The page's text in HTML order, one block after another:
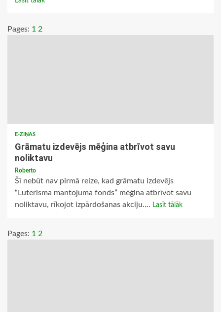
Pages: 1 2
E-ZIŅAS
Grāmatu izdevējs mēģina atbrīvot savu
noliktavu
Roberto
Šī nebūt nav pirmā reize, kad grāmatu izdevējs
“Luterisma mantojuma fonds” mēģina atbrīvot savu
noliktavu, rīkojot izpārdošanas akciju.... Lasīt tālāk
Pages: 1 2